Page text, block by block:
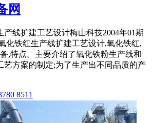
网
产线扩建工艺设计梅山科技2004年01期
化铁红生产线扩建工艺设计,氧化铁红,
,特点。主要介绍了氧化铁粉生产线和
艺方案的制定;为了生产出不同品质的产
8511